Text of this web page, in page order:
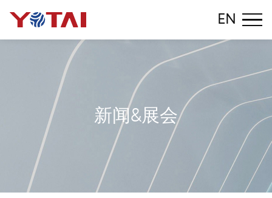
EN
新 闻 &展会